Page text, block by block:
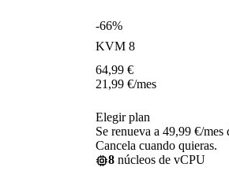
-66%
KVM 8
64,99 €
21,99 €/mes
Elegir plan
Se renueva a 49,99 €/mes
Cancela cuando quieras.
8 núcleos de vCPU